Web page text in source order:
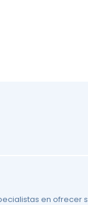
en